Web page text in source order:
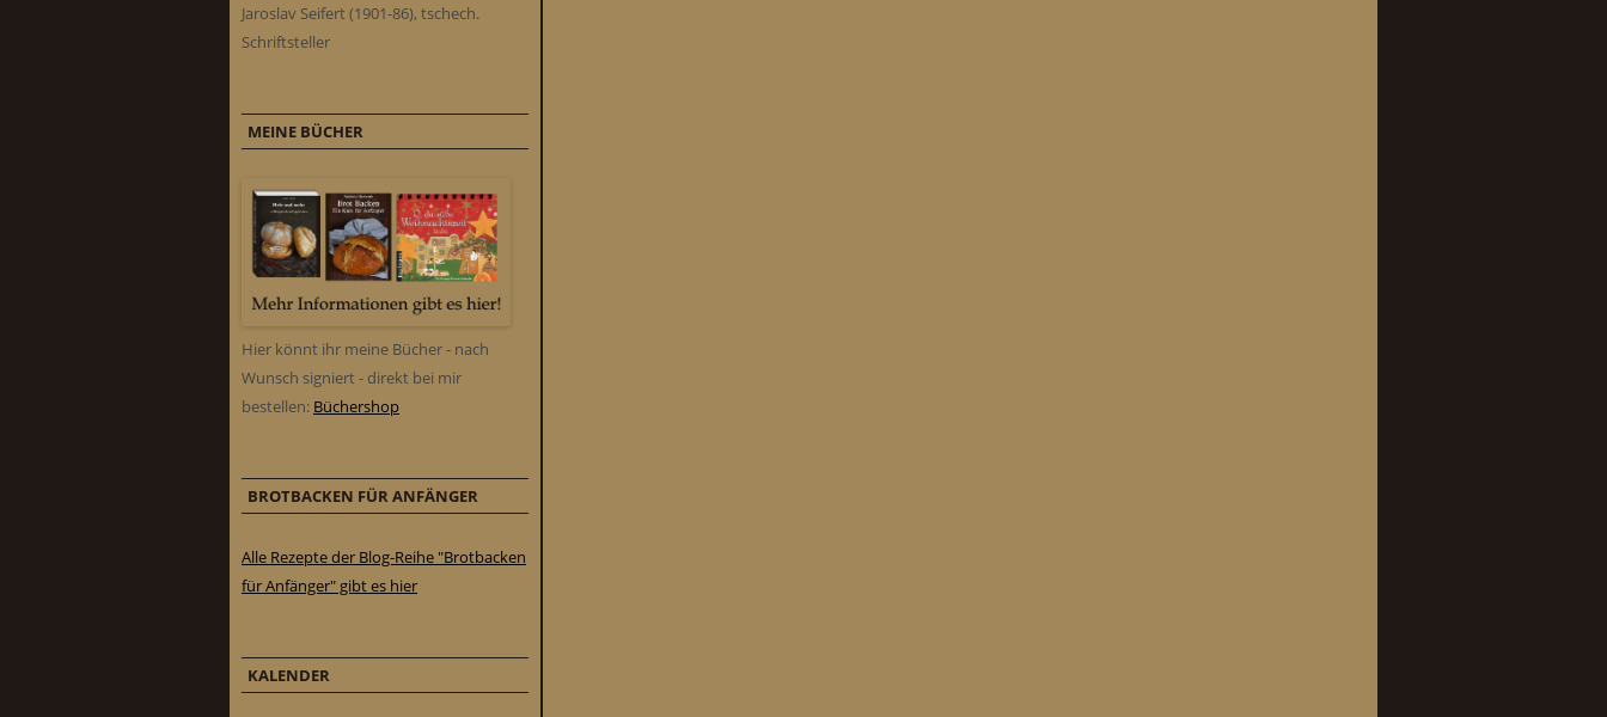
Jaroslav Seifert (1901-86), tschech.
Schriftsteller
MEINE BÜCHER
Hier könnt ihr meine Bücher - nach
Wunsch signiert - direkt bei mir
bestellen: Büchershop
BROTBACKEN FÜR ANFÄNGER
Alle Rezepte der Blog-Reihe "Brotbacken
für Anfänger" gibt es hier
KALENDER